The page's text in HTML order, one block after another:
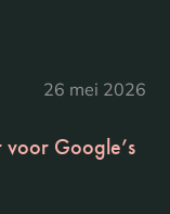
26 mei 2026
Google’s